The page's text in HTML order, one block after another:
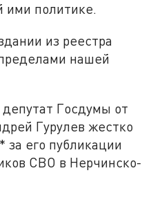
ими политике.
из реестра
нашей
Госдумы от
Гурулев жестко
за его публикации
СВО в Нерчинско-